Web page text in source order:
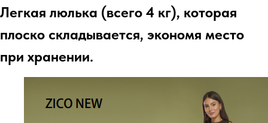
Легкая люлька (всего 4 кг), которая
плоско складывается, экономя место
при хранении.